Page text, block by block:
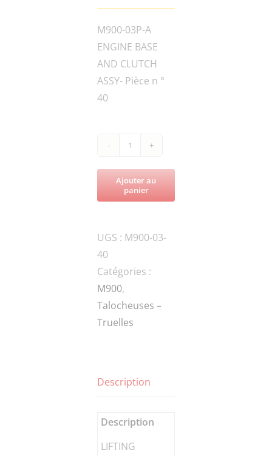
M900-03P-A
ENGINE BASE
AND CLUTCH
ASSY- Pièce n °
40
de
M900-
90GB-
HANDLE
Ajouter au
panier
UGS : M900-03-
40
Catégories :
M900,
Talocheuses –
Truelles
Description
Description
LIFTING